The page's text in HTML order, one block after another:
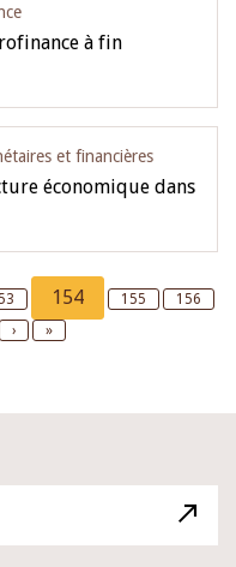
à fin
et financières
économique dans
Current
page
154 Page
155 Page
156
Next
›
Last
»